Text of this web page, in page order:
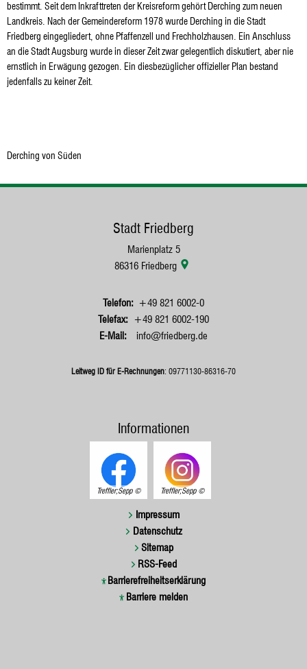
bestimmt. Seit dem Inkrafttreten der Kreisreform gehört Derching zum neuen
Landkreis. Nach der Gemeindereform 1978 wurde Derching in die Stadt
Friedberg eingegliedert, ohne Pfaffenzell und Frechholzhausen. Ein Anschluss
an die Stadt Augsburg wurde in dieser Zeit zwar gelegentlich diskutiert, aber nie
ernstlich in Erwägung gezogen. Ein diesbezüglicher offizieller Plan bestand
jedenfalls zu keiner Zeit.
Derching von Süden
Stadt Friedberg
Marienplatz 5
86316 Friedberg
+49 821 6002-0
+49 821 6002-190
info@friedberg.de
Leitweg ID für E-Rechnungen: 09771130-86316-70
Informationen
Treffler;Sepp Treffler;Sepp
Impressum
Datenschutz
Sitemap
RSS-Feed
Barrierefreiheitserklärung
Barriere melden